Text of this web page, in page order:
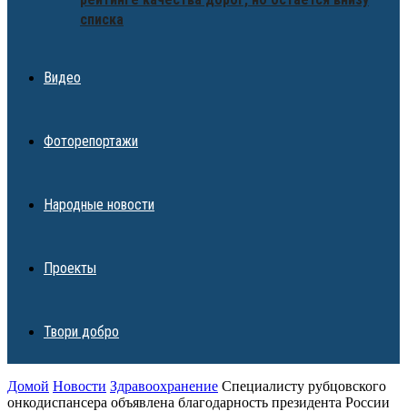
списка
Видео
Фоторепортажи
Народные новости
Проекты
Твори добро
Домой Новости Здравоохранение Специалисту рубцовского
онкодиспансера объявлена благодарность президента России